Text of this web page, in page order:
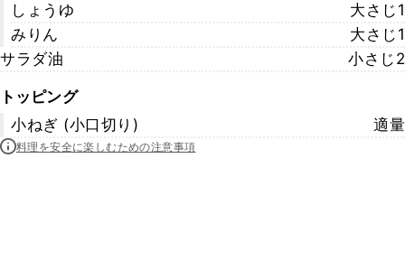
しょうゆ
大さじ1
みりん
大さじ1
サラダ油
小さじ2
トッピング
小ねぎ (小口切り)
適量
料理を安全に楽しむための注意事項